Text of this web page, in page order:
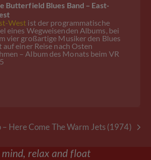
Butterfield Blues Band – East-
West ist der programmatische
eines Wegweisenden Albums, bei
vier großartige Musiker den Blues
auf einer Reise nach Osten
– Album des Monats beim VR
– Here Come The Warm Jets (1974)
mind, relax and float